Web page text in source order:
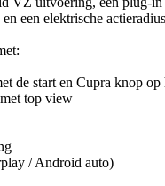
een elektrische
de start en Cupra knop op
top view
/ Android auto)